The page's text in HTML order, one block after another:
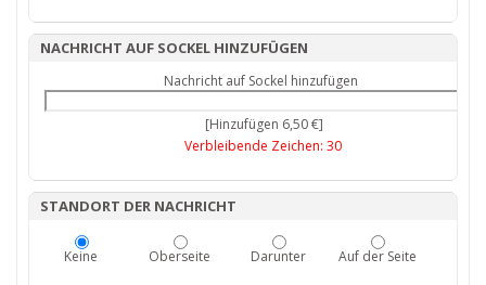
NACHRICHT AUF SOCKEL HINZUFÜGEN
Nachricht auf Sockel hinzufügen
[Hinzufügen 6,50 €]
Verbleibende Zeichen: 30
STANDORT DER NACHRICHT
Keine Oberseite Darunter Auf der Seite